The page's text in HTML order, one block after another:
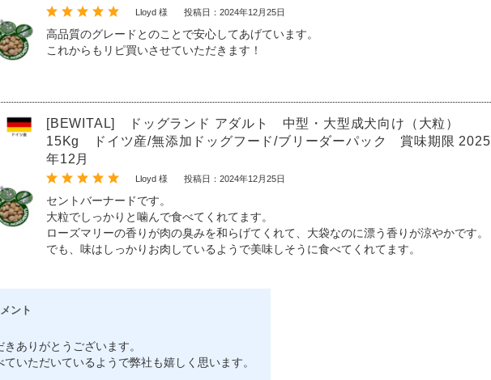
Lloyd 様 投稿日：2024年12月25日
高品質のグレードとのことで安心してあげています。
これからもリピ買いさせていただきます！
[BEWITAL] ドッグランド アダルト 中型・大型成犬向け（大粒）
15Kg ドイツ産/無添加ドッグフード/ブリーダーパック 賞味期限 2025
年12月
Lloyd 様 投稿日：2024年12月25日
セントバーナードです。
大粒でしっかりと噛んで食べてくれてます。
ローズマリーの香りが肉の臭みを和らげてくれて、大袋なのに漂う香りが涼やかです。
でも、味はしっかりお肉しているようで美味しそうに食べてくれてます。
ント
きありがとうございます。
ていただいているようで弊社も嬉しく思います。